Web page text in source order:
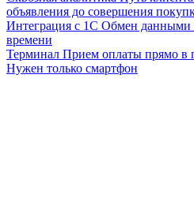
объявления до совершения
Интеграция с 1С Обмен данными
времени
Терминал Прием оплаты прямо в
Нужен только смартфон